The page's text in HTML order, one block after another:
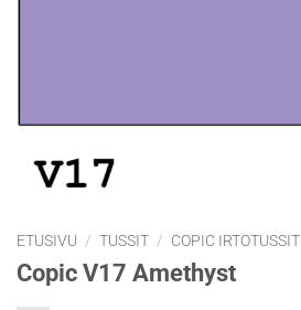
ETUSIVU / TUSSIT / COPIC IRTOTUSSIT
Copic V17 Amethyst